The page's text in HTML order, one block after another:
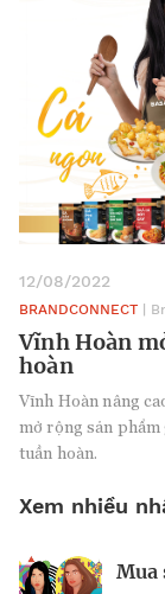
12/08/2022
BRANDCONNECT |
Vĩnh Hoàn
hoàn
Vĩnh Hoàn nâng
mở rộng sản
tuần hoàn.
Xem nhiều
Mua
Nhà